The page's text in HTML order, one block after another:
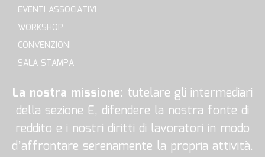
EVENTI ASSOCIATIVI
WORKSHOP
CONVENZIONI
SALA STAMPA
La nostra missione: tutelare gli intermediari
della sezione E, difendere la nostra fonte di
reddito e i nostri diritti di lavoratori in modo
d’affrontare serenamente la propria attività.